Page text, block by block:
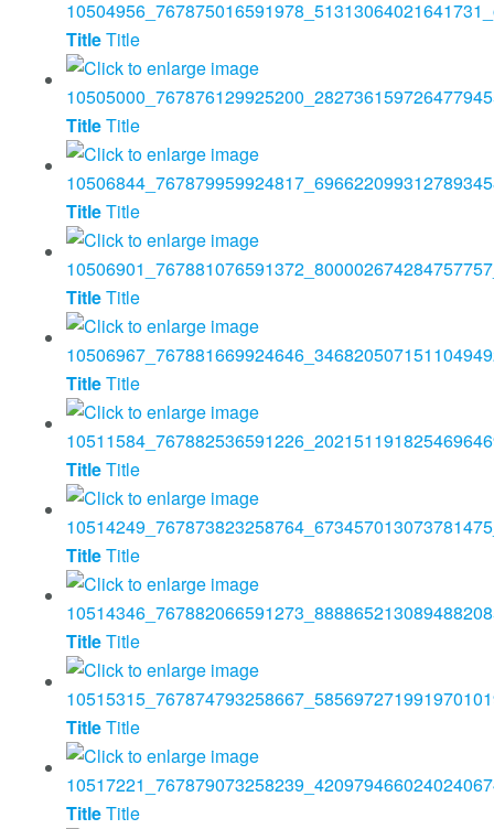
TitleTitle
TitleTitle
TitleTitle
TitleTitle
TitleTitle
TitleTitle
TitleTitle
TitleTitle
TitleTitle
TitleTitle